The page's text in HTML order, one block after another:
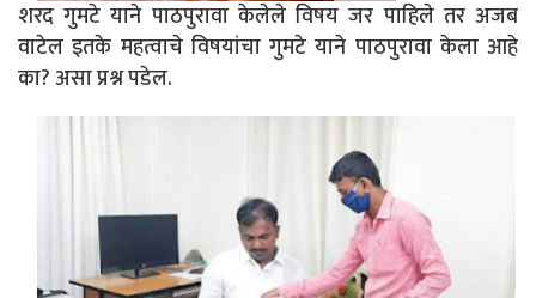
शरद गुमटे याने पाठपुरावा केलेले विषय जर पाहिले तर अजब
वाटेल इतके महत्वाचे विषयांचा गुमटे याने पाठपुरावा केला आहे
का? असा प्रश्न पडेल.